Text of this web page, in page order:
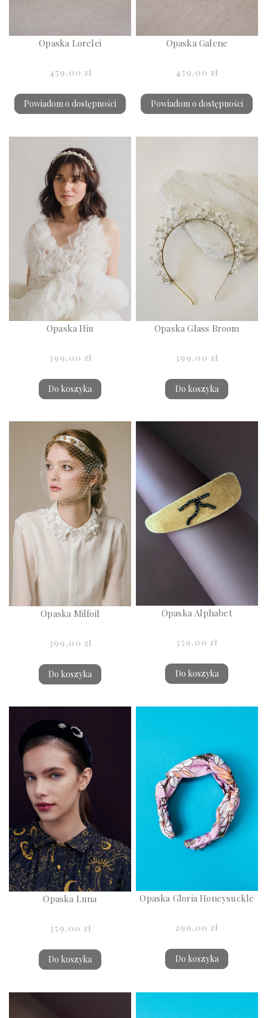
Opaska Lorelei
459,00 zł
Powiadom o dostępności
Opaska Galene
459,00 zł
Powiadom o dostępności
Opaska Hiu
399,00 zł
Do koszyka
Opaska Glass Broom
399,00 zł
Do koszyka
Opaska Milfoil
399,00 zł
Do koszyka
Opaska Alphabet
359,00 zł
Do koszyka
Opaska Luna
359,00 zł
Do koszyka
Opaska Gloria Honeysuckle
299,00 zł
Do koszyka